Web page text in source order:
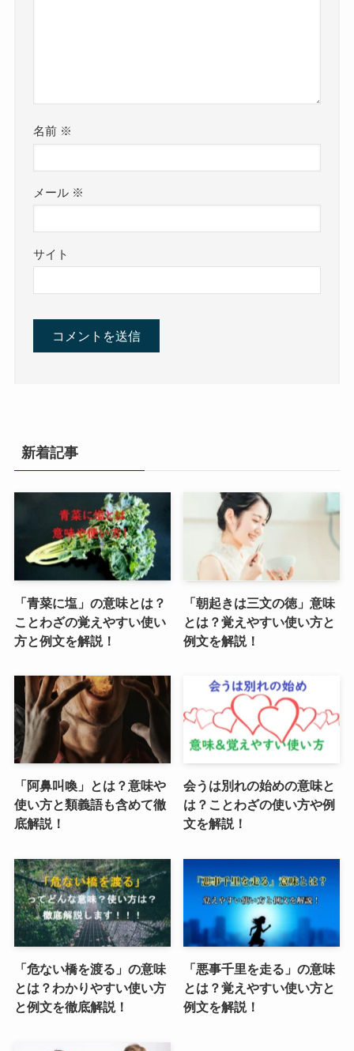
名前 ※
メール ※
サイト
新着記事
「青菜に塩」の意味とは？
ことわざの覚えやすい使い
方と例文を解説！
「朝起きは三文の徳」意味
とは？覚えやすい使い方と
例文を解説！
「阿鼻叫喚」とは？意味や
使い方と類義語も含めて徹
底解説！
会うは別れの始めの意味と
は？ことわざの使い方や例
文を解説！
「危ない橋を渡る」の意味
とは？わかりやすい使い方
と例文を徹底解説！
「悪事千里を走る」の意味
とは？覚えやすい使い方と
例文を解説！